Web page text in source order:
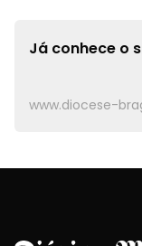
Já conhece o
www.diocese-